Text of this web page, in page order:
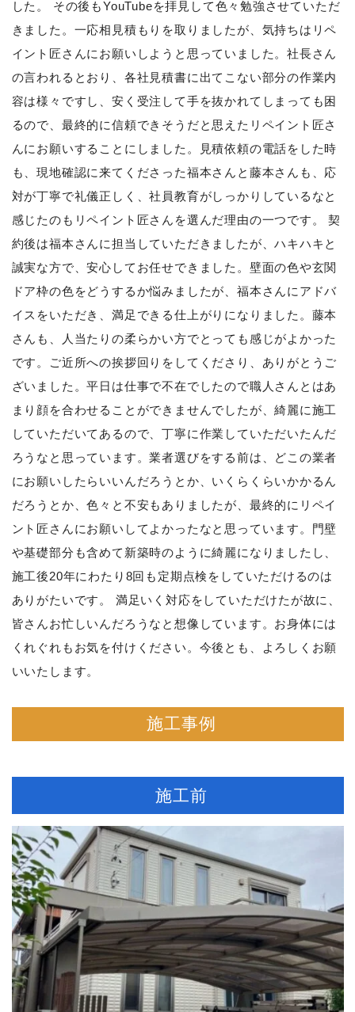
した。 その後もYouTubeを拝見して色々勉強させていただ
きました。一応相見積もりを取りましたが、気持ちはリペ
イント匠さんにお願いしようと思っていました。社長さん
の言われるとおり、各社見積書に出てこない部分の作業内
容は様々ですし、安く受注して手を抜かれてしまっても困
るので、最終的に信頼できそうだと思えたリペイント匠さ
んにお願いすることにしました。見積依頼の電話をした時
も、現地確認に来てくださった福本さんと藤本さんも、応
対が丁寧で礼儀正しく、社員教育がしっかりしているなと
感じたのもリペイント匠さんを選んだ理由の一つです。 契
約後は福本さんに担当していただきましたが、ハキハキと
誠実な方で、安心してお任せできました。壁面の色や玄関
ドア枠の色をどうするか悩みましたが、福本さんにアドバ
イスをいただき、満足できる仕上がりになりました。藤本
さんも、人当たりの柔らかい方でとっても感じがよかった
です。ご近所への挨拶回りをしてくださり、ありがとうご
ざいました。平日は仕事で不在でしたので職人さんとはあ
まり顔を合わせることができませんでしたが、綺麗に施工
していただいてあるので、丁寧に作業していただいたんだ
ろうなと思っています。業者選びをする前は、どこの業者
にお願いしたらいいんだろうとか、いくらくらいかかるん
だろうとか、色々と不安もありましたが、最終的にリペイ
ント匠さんにお願いしてよかったなと思っています。門壁
や基礎部分も含めて新築時のように綺麗になりましたし、
施工後20年にわたり8回も定期点検をしていただけるのは
ありがたいです。 満足いく対応をしていただけたが故に、
皆さんお忙しいんだろうなと想像しています。お身体には
くれぐれもお気を付けください。今後とも、よろしくお願
いいたします。
施工事例
施工前